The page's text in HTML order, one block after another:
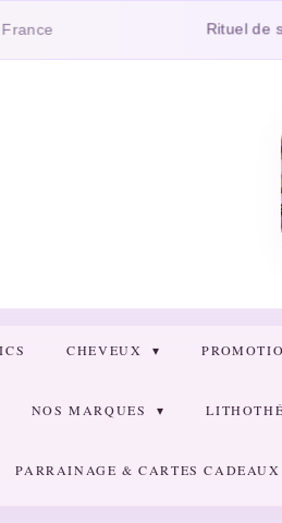
Rituel de soins
CHEVEUX
NOS MARQUES
PARRAINAGE & CARTES CADEAUX